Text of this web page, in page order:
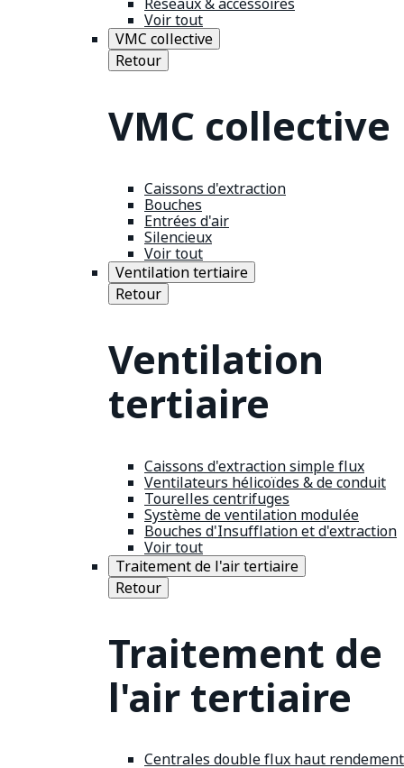
Voir tout
VMC collective
Retour
VMC collective
Caissons d'extraction
Bouches
Entrées d'air
Silencieux
Voir tout
Ventilation tertiaire
Retour
Ventilation
tertiaire
Caissons d'extraction simple flux
Ventilateurs hélicoïdes & de conduit
Tourelles centrifuges
Système de ventilation modulée
Bouches d'Insufflation et d'extraction
Voir tout
Traitement de l'air tertiaire
Retour
Traitement de
l'air tertiaire
Centrales double flux haut rendement